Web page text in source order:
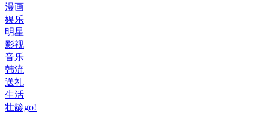
漫画
娱乐
明星
影视
音乐
韩流
送礼
生活
壮龄go!